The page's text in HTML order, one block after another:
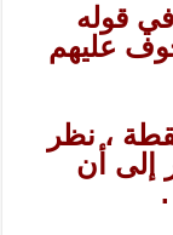
قوله
خوف عليهم
، نظر
إلى أن